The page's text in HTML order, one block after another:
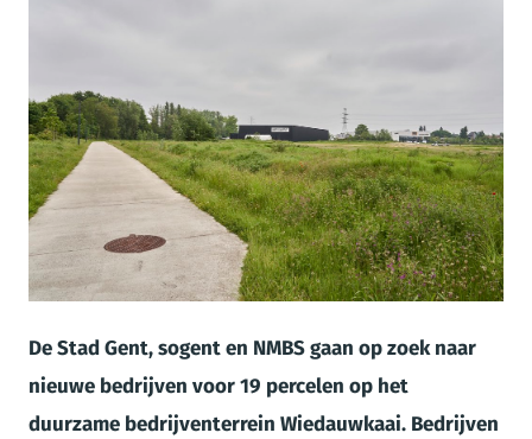
JPG
De Stad Gent, sogent en NMBS gaan op zoek naar
nieuwe bedrijven voor 19 percelen op het
duurzame bedrijventerrein Wiedauwkaai. Bedrijven